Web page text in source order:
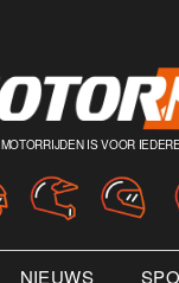
MOTORRIJDEN IS VOOR
NIEUWS